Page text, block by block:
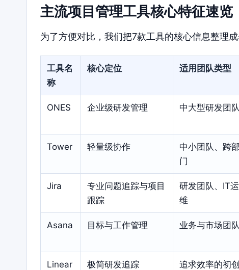
主流项目管理工具核心特征速览
为了方便对比，我们把7款工具的核心信息整理
工具名
称
核心定位 适用团队类型
ONES 企业级研发管理 中大型研发团队
Tower 轻量级协作
中小团队、跨部
门
Jira
专业问题追踪与项目
跟踪
研发团队、IT运
维
Asana 目标与工作管理 业务与市场团队
Linear 极简研发追踪
追求效率的初创